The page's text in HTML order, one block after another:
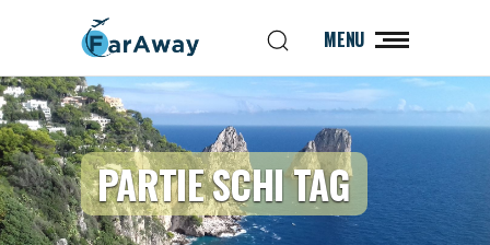
MENU
PARTIE SCHI TAG